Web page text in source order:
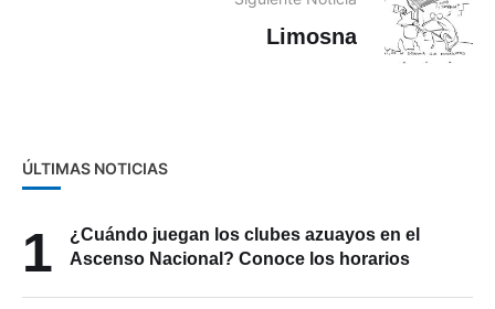
Limosna
ÚLTIMAS NOTICIAS
1
¿Cuándo juegan los clubes azuayos en el
Ascenso Nacional? Conoce los horarios